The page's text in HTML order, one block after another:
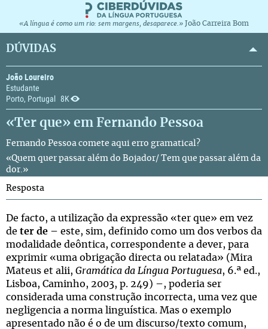
«A língua é como um rio: sem margens, desaparece.» João Carreira Bom
DÚVIDAS
João Loureiro
Estudante
Porto, Portugal
8K
«Ter que» em Fernando Pessoa
Fernando Pessoa comete aqui erro gramatical?
«Quem quer passar além do Bojador/ Tem que passar além da
dor.»
Resposta
De facto, a utilização da expressão «ter que» em vez
de ter de – este, sim, definido como um dos verbos da
modalidade deôntica, correspondente a dever, para
exprimir «uma obrigação directa ou relatada» (Mira
Mateus et alii, Gramática da Língua Portuguesa, 6.ª ed.,
Lisboa, Caminho, 2003, p. 249) –, poderia ser
considerada uma construção incorrecta, uma vez que
negligencia a norma linguística. Mas o exemplo
apresentado não é o de um discurso/texto comum,